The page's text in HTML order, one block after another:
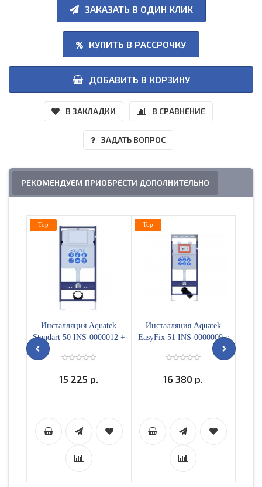
ЗАКАЗАТЬ В ОДИН КЛИК
КУПИТЬ В РАССРОЧКУ
ДОБАВИТЬ В КОРЗИНУ
В ЗАКЛАДКИ В СРАВНЕНИЕ
ЗАДАТЬ ВОПРОС
РЕКОМЕНДУЕМ ПРИОБРЕСТИ ДОПОЛНИТЕЛЬНО
Инсталляция Aquatek
Standart 50 INS-0000012 +
звукоизоляционная
прокладка
15 225 р.
Top
Инсталляция Aquatek
EasyFix 51 INS-0000009 с
регулируемой верхней
планкой
16 380 р.
Top